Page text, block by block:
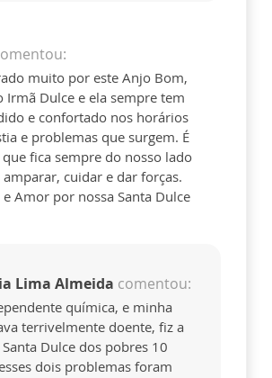
muito por este Anjo Bom,
Irmã Dulce e ela sempre tem
e confortado nos horários
e problemas que surgem. É
fica sempre do nosso lado
amparar, cuidar e dar forças.
Amor por nossa Santa Dulce
Lima Almeida comentou:
química, e minha
terrivelmente doente, fiz a
Dulce dos pobres 10
dois problemas foram